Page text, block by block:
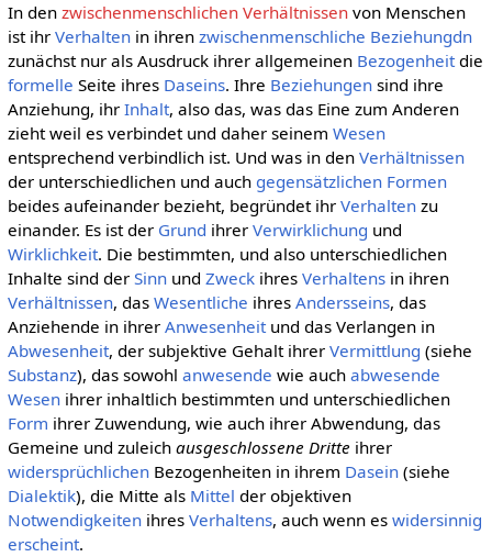
In den zwischenmenschlichen Verhältnissenvon Menschen
ist ihr Verhaltenin ihren zwischenmenschliche Beziehungdn
zunächst nur als Ausdruck ihrer allgemeinen Bezogenheitdie
formelle Seite ihres Daseins. Ihre Beziehungensind ihre
Anziehung, ihr Inhalt, also das, was das Eine zum Anderen
zieht weil es verbindet und daher seinem Wesen
entsprechend verbindlich ist. Und was in den Verhältnissen
der unterschiedlichen und auch gegensätzlichen Formen
beides aufeinander bezieht, begründet ihr Verhaltenzu
einander. Es ist der Grund ihrer Verwirklichung und
Wirklichkeit. Die bestimmten, und also unterschiedlichen
Inhalte sind der Sinnund Zweckihres Verhaltensin ihren
Verhältnissen, das Wesentliche ihres Andersseins, das
Anziehende in ihrer Anwesenheitund das Verlangen in
Abwesenheit, der subjektive Gehalt ihrer Vermittlung (siehe
Substanz), das sowohl anwesende wie auch abwesende
Wesenihrer inhaltlich bestimmten und unterschiedlichen
Form ihrer Zuwendung, wie auch ihrer Abwendung, das
Gemeine und zuleich ausgeschlossene Dritte ihrer
widersprüchlichenBezogenheiten in ihrem Dasein(siehe
Dialektik), die Mitte als Mittel der objektiven
Notwendigkeitenihres Verhaltens, auch wenn es widersinnig
erscheint.